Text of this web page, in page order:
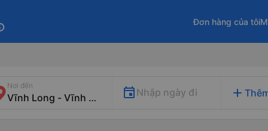
Đơn hàng của tôi
Nơi đến
Nhập ngày đi add